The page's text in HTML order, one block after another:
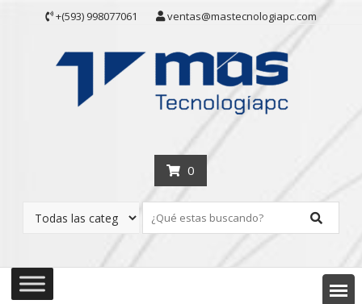
contenido
+(593) 998077061 ventas@mastecnologiapc.com
0